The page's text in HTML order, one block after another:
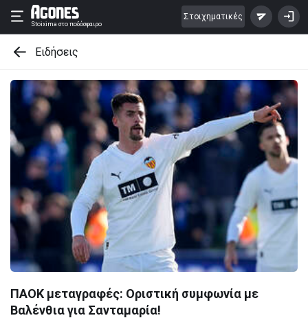
Stoixima στο ποδόσφαιρο
Στοιχηματικές
Ειδήσεις
ΠΑΟΚ μεταγραφές: Οριστική συμφωνία με
Βαλένθια για Σανταμαρία!